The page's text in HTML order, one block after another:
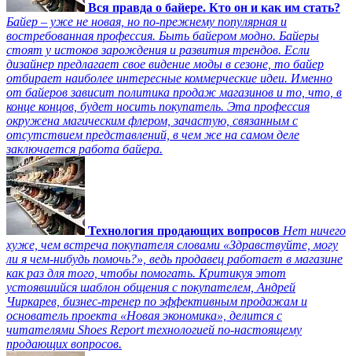
Вся правда о байере. Кто он и как им стать?
Байер – уже не новая, но по-прежнему популярная и
востребованная профессия. Быть байером модно. Байеры
стоят у истоков зарождения и развития трендов. Если
дизайнер предлагает свое видение моды в сезоне, то байер
отбирает наиболее интересные коммерческие идеи. Именно
от байеров зависит политика продаж магазинов и то, что, в
конце концов, будет носить покупатель. Эта профессия
окружена магическим флером, зачастую, связанным с
отсутствием представлений, в чем же на самом деле
заключается работа байера.
Технология продающих вопросов Нет ничего
хуже, чем встреча покупателя словами «Здравствуйте, могу
ли я чем-нибудь помочь?», ведь продавец работает в магазине
как раз для того, чтобы помогать. Критикуя этот
устоявшийся шаблон общения с покупателем, Андрей
Чиркарев, бизнес-тренер по эффективным продажам и
основатель проекта «Новая экономика», делится с
читателями Shoes Report технологией по-настоящему
продающих вопросов.